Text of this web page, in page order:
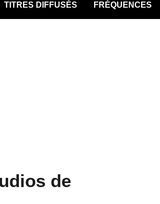
TITRES DIFFUSÉS FRÉQUENCES
de